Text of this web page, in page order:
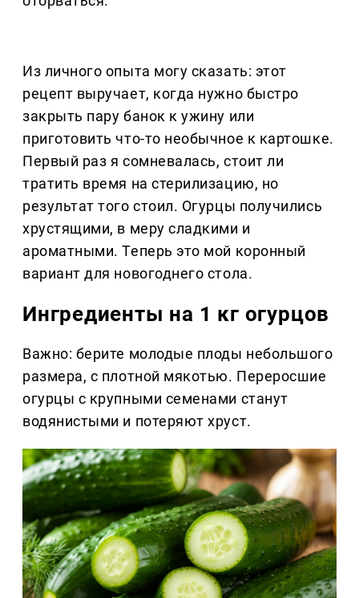
Из личного опыта могу сказать: этот
рецепт выручает, когда нужно быстро
закрыть пару банок к ужину или
приготовить что-то необычное к картошке.
Первый раз я сомневалась, стоит ли
тратить время на стерилизацию, но
результат того стоил. Огурцы получились
хрустящими, в меру сладкими и
ароматными. Теперь это мой коронный
вариант для новогоднего стола.
Ингредиенты на 1 кг огурцов
Важно: берите молодые плоды небольшого
размера, с плотной мякотью. Переросшие
огурцы с крупными семенами станут
водянистыми и потеряют хруст.